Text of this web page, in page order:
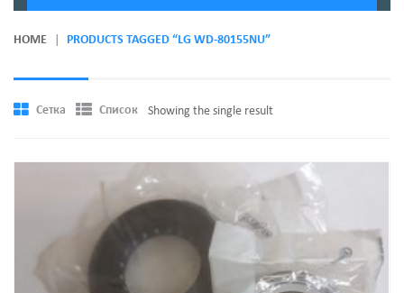
ГЛАВНАЯ
О КОМПАНИИ
HOME PRODUCTS TAGGED “LG WD-80155NU”
Сетка Список Showing the single result